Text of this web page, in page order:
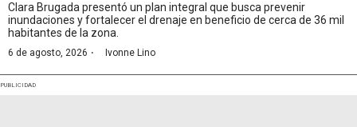
Clara Brugada presentó un plan integral que busca prevenir
inundaciones y fortalecer el drenaje en beneficio de cerca de 36 mil
habitantes de la zona.
6 de agosto, 2026 · Ivonne Lino
PUBLICIDAD